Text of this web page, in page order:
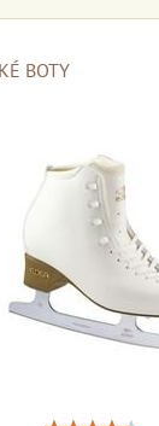
BOTY